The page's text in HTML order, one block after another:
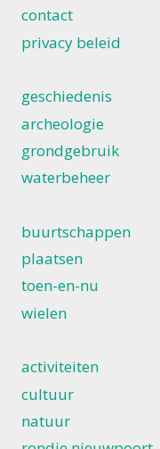
contact
privacy beleid
geschiedenis
archeologie
grondgebruik
waterbeheer
buurtschappen
plaatsen
toen-en-nu
wielen
activiteiten
cultuur
natuur